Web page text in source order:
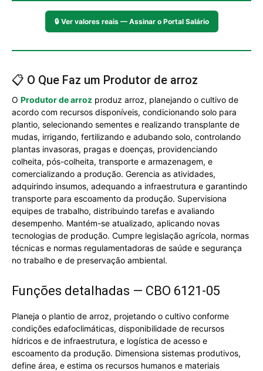
🔒 Ver valores reais — Assinar o Portal Salário
📋 O Que Faz um Produtor de arroz
O Produtor de arroz produz arroz, planejando o cultivo de
acordo com recursos disponíveis, condicionando solo para
plantio, selecionando sementes e realizando transplante de
mudas, irrigando, fertilizando e adubando solo, controlando
plantas invasoras, pragas e doenças, providenciando
colheita, pós-colheita, transporte e armazenagem, e
comercializando a produção. Gerencia as atividades,
adquirindo insumos, adequando a infraestrutura e garantindo
transporte para escoamento da produção. Supervisiona
equipes de trabalho, distribuindo tarefas e avaliando
desempenho. Mantém-se atualizado, aplicando novas
tecnologias de produção. Cumpre legislação agrícola, normas
técnicas e normas regulamentadoras de saúde e segurança
no trabalho e de preservação ambiental.
Funções detalhadas — CBO 6121-05
Planeja o plantio de arroz, projetando o cultivo conforme
condições edafoclimáticas, disponibilidade de recursos
hídricos e de infraestrutura, e logística de acesso e
escoamento da produção. Dimensiona sistemas produtivos,
define área, e estima os recursos humanos e materiais